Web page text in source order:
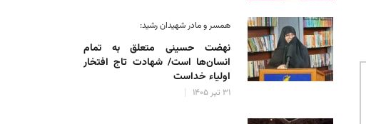
همسر و مادر شهیدان رشید:
نهضت حسینی متعلق به تمام
انسان‌ها است/ شهادت تاج افتخار
اولیاء خداست
۳۱ تیر ۱۴۰۵